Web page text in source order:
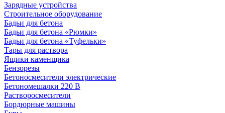
Зарядные устройства
Строительное оборудование
Бадьи для бетона
Бадьи для бетона «Рюмки»
Бадьи для бетона «Туфельки»
Тары для раствора
Ящики каменщика
Бензорезы
Бетоносмесители электрические
Бетономешалки 220 В
Растворосмесители
Бордюрные машины